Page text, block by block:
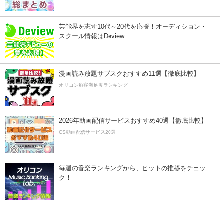
芸能界を志す10代～20代を応援！オーディション・
スクール情報はDeview
漫画読み放題サブスクおすすめ11選【徹底比較】
オリコン顧客満足度ランキング
2026年動画配信サービスおすすめ40選【徹底比較】
CS動画配信サービス20選
毎週の音楽ランキングから、ヒットの推移をチェッ
ク！